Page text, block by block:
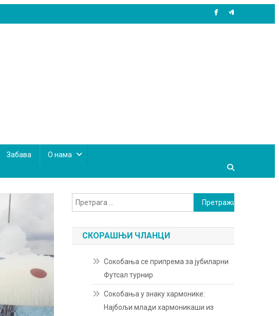
Забава О нама
Претрага
за:
СКОРАШЊИ ЧЛАНЦИ
Сокобања се припрема за јубиларни
Футсал турнир
Сокобања у знаку хармонике:
Најбољи млади хармоникаши из